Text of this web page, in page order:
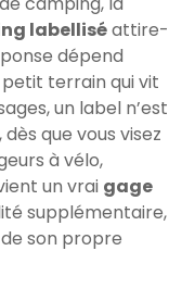
labelliséattire-
dépend
terrain qui vit
un label n’est
que vous visez
à vélo,
un vrai gage
supplémentaire,
son propre